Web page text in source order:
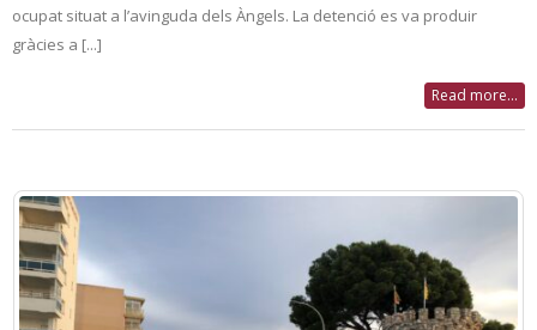
ocupat situat a l’avinguda dels Àngels. La detenció es va produir
gràcies a [...]
Read more...